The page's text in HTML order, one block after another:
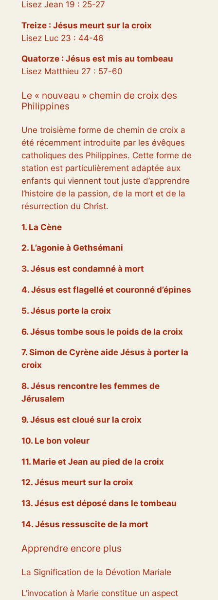
Lisez Jean 19 : 25-27
Treize : Jésus meurt sur la croix
Lisez Luc 23 : 44-46
Quatorze : Jésus est mis au tombeau
Lisez Matthieu 27 : 57-60
Le « nouveau » chemin de croix des
Philippines
Une troisième forme de chemin de croix a
été récemment introduite par les évêques
catholiques des Philippines. Cette forme de
station est particulièrement adaptée aux
enfants qui viennent tout juste d’apprendre
l’histoire de la passion, de la mort et de la
résurrection du Christ.
1. La Cène
2. L’agonie à Gethsémani
3. Jésus est condamné à mort
4. Jésus est flagellé et couronné d’épines
5. Jésus porte la croix
6. Jésus tombe sous le poids de la croix
7. Simon de Cyrène aide Jésus à porter la
croix
8. Jésus rencontre les femmes de
Jérusalem
9. Jésus est cloué sur la croix
10. Le bon voleur
11. Marie et Jean au pied de la croix
12. Jésus meurt sur la croix
13. Jésus est déposé dans le tombeau
14. Jésus ressuscite de la mort
Apprendre encore plus
La Signification de la Dévotion Mariale
L’invocation à Marie constitue un aspect